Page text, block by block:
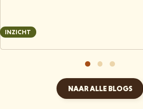
INZICHT
NAAR ALLE BLOGS